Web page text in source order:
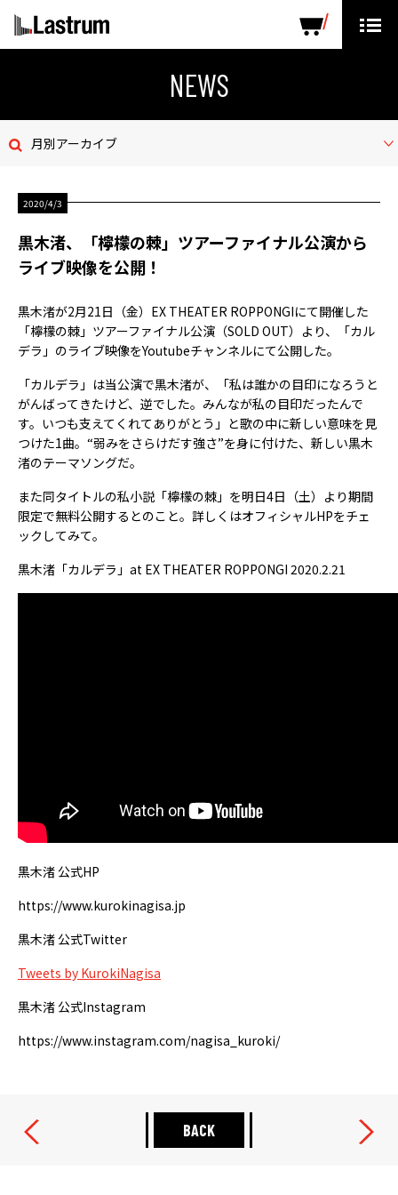
LABEL PRODUCTS
お問い合わせ
デモテープ
プライバシーポリシー
ENGLISH PAGE
NEWS
月別アーカイブ
2020/4/3
黒木渚、「檸檬の棘」ツアーファイナル公演から
ライブ映像を公開！
黒木渚が2月21日（金）EX THEATER ROPPONGIにて開催した
「檸檬の棘」ツアーファイナル公演（SOLD OUT）より、「カル
デラ」のライブ映像をYoutubeチャンネルにて公開した。
「カルデラ」は当公演で黒木渚が、「私は誰かの目印になろうと
がんばってきたけど、逆でした。みんなが私の目印だったんで
す。いつも支えてくれてありがとう」と歌の中に新しい意味を見
つけた1曲。“弱みをさらけだす強さ”を身に付けた、新しい黒木
渚のテーマソングだ。
また同タイトルの私小説「檸檬の棘」を明日4日（土）より期間
限定で無料公開するとのこと。詳しくはオフィシャルHPをチェ
ックしてみて。
黒木渚「カルデラ」at EX THEATER ROPPONGI 2020.2.21
黒木渚 公式HP
https://www.kurokinagisa.jp
黒木渚 公式Twitter
Tweets by KurokiNagisa
黒木渚 公式Instagram
https://www.instagram.com/nagisa_kuroki/
BACK